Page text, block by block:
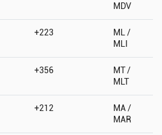
MDV
+223
ML /
MLI
+356
MT /
MLT
+212
MA /
MAR